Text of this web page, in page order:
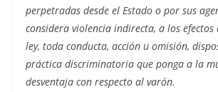
perpetradas desde el Estado o por sus
considera violencia indirecta, a los efectos
ley, toda conducta, acción u omisión,
práctica discriminatoria que ponga a la
desventaja con respecto al varón.